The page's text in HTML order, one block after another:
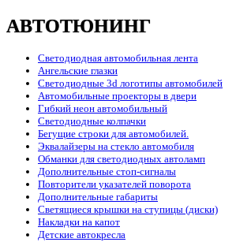
АВТОТЮНИНГ
Светодиодная автомобильная лента
Ангельские глазки
Светодиодные 3d логотипы автомобилей
Автомобильные проекторы в двери
Гибкий неон автомобильный
Светодиодные колпачки
Бегущие строки для автомобилей.
Эквалайзеры на стекло автомобиля
Обманки для светодиодных автоламп
Дополнительные стоп-сигналы
Повторители указателей поворота
Дополнительные габариты
Светящиеся крышки на ступицы (диски)
Накладки на капот
Детские автокресла